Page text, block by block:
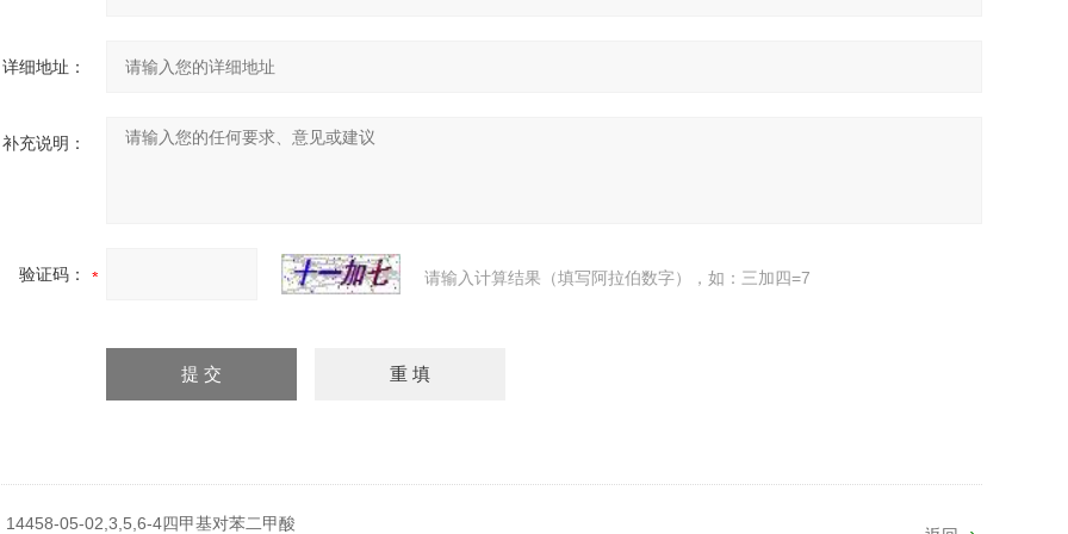
详细地址：
补充说明：
验证码： 请输入计算结果（填写阿拉伯数字），如：三加四=7
14458-05-02,3,5,6-4四甲基对苯二甲酸